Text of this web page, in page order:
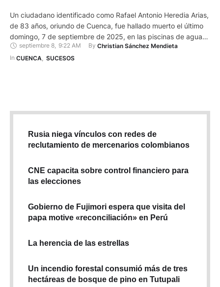
Un ciudadano identificado como Rafael Antonio Heredia Arias,
de 83 años, oriundo de Cuenca, fue hallado muerto el último
domingo, 7 de septiembre de 2025, en las piscinas de aguas
termales de Baños de Agua Santa. De acuerdo con la versión
de algunos testigos, el hombre sufrió una descompensación y
septiembre 8, 9:22 AM By Christian Sánchez Mendieta
In CUENCA SUCESOS
Rusia niega vínculos con redes de
reclutamiento de mercenarios colombianos
CNE capacita sobre control financiero para
las elecciones
Gobierno de Fujimori espera que visita del
papa motive «reconciliación» en Perú
La herencia de las estrellas
Un incendio forestal consumió más de tres
hectáreas de bosque de pino en Tutupali